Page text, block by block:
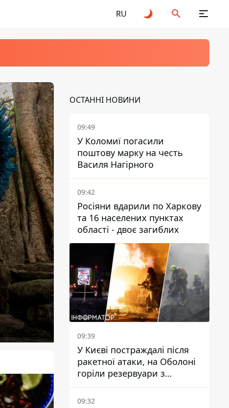
RU
ОСТАННІ НОВИНИ
09:49
У Коломиї погасили
поштову марку на честь
Василя Нагірного
09:42
Росіяни вдарили по Харкову
та 16 населених пунктах
області - двоє загиблих
09:39
У Києві постраждалі після
ракетної атаки, на Оболоні
горіли резервуари з
паливом
09:32